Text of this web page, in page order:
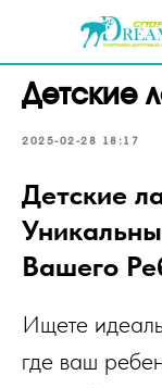
Детские
2025-02-28 18:17
Детские
Вашего
Ищете
где ваш